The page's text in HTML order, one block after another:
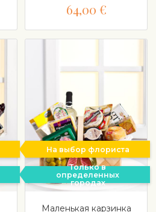
64,00 €
На выбор флориста
Только в
определенных
городах
Маленькая карзинка